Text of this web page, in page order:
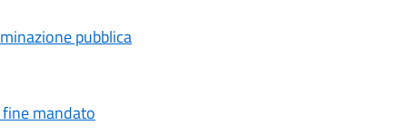
pubblica
mandato